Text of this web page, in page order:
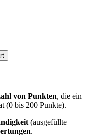
von Punkten, die ein
(0 bis 200 Punkte).
(ausgefüllte
.